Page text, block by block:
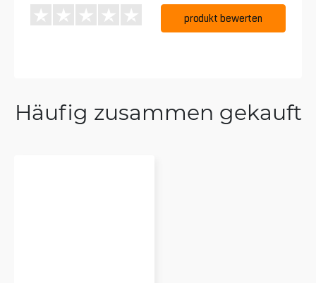
produkt bewerten
Häufig zusammen gekauft